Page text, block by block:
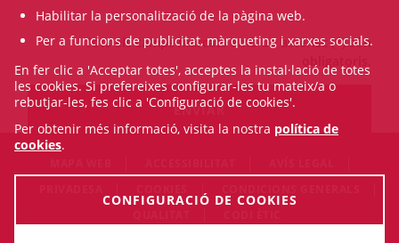
Tots els camps marcats amb un asterisc (*) són
obligatoris.
Habilitar la personalització de la pàgina web.
Per a funcions de publicitat, màrqueting i xarxes socials.
En fer clic a 'Acceptar totes', acceptes la instal·lació de totes
les cookies. Si prefereixes configurar-les tu mateix/a o
rebutjar-les, fes clic a 'Configuració de cookies'.
Per obtenir més informació, visita la nostra política de
cookies.
CONFIGURACIÓ DE COOKIES